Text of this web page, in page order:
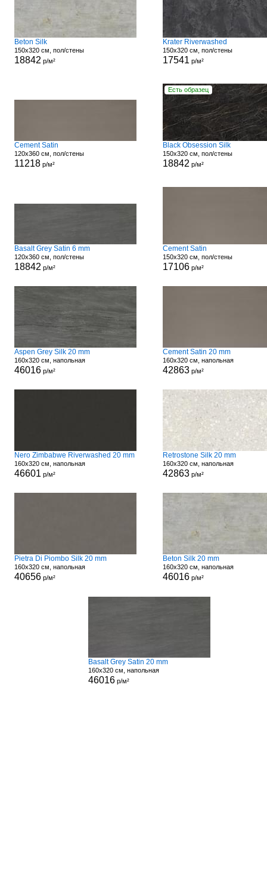
Beton Silk
150x320 см, пол/стены
18842 р/м²
Krater Riverwashed
150x320 см, пол/стены
17541 р/м²
Cement Satin
120x360 см, пол/стены
11218р/м²
Есть образец
Black Obsession Silk
150x320 см, пол/стены
18842 р/м²
Basalt Grey Satin 6 mm
120x360 см, пол/стены
18842 р/м²
Cement Satin
150x320 см, пол/стены
17106р/м²
Aspen Grey Silk 20 mm
160x320 см, напольная
46016р/м²
Cement Satin 20 mm
160x320 см, напольная
42863р/м²
Nero Zimbabwe Riverwashed 20 mm
160x320 см, напольная
46601 р/м²
Retrostone Silk 20 mm
160x320 см, напольная
42863р/м²
Pietra Di Piombo Silk 20 mm
160x320 см, напольная
40656р/м²
Beton Silk 20 mm
160x320 см, напольная
46016р/м²
Basalt Grey Satin 20 mm
160x320 см, напольная
46016 р/м²